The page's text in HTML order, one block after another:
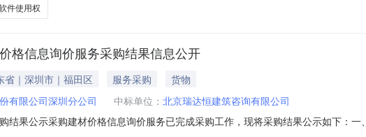
件使用权
格信息询价服务采购结果信息公开
省｜深圳市｜福田区 服务采购
货物
有限公司深圳分公司 中标单位： 北京瑞达恒建筑咨询有限公司
结果公示采购建材价格信息询价服务已完成采购工作，现将采购结果公示如下：